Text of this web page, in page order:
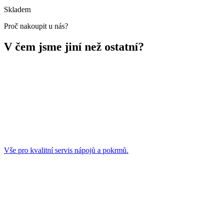
Skladem
Proč nakoupit u nás?
V čem jsme jiní než ostatní?
Vše pro kvalitní servis nápojů a pokrmů.